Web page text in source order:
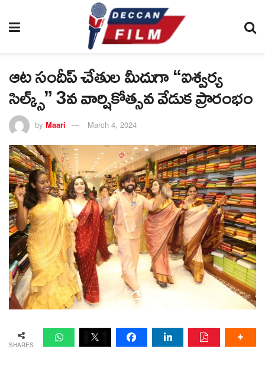
ఆట సందీప్ చేతుల మీదుగా “ఐశ్వర్య
సిల్క్స్” 3వ వార్షికోత్సవ వేడుక ప్రారంభం
by Maari March 4, 2024
SHARES